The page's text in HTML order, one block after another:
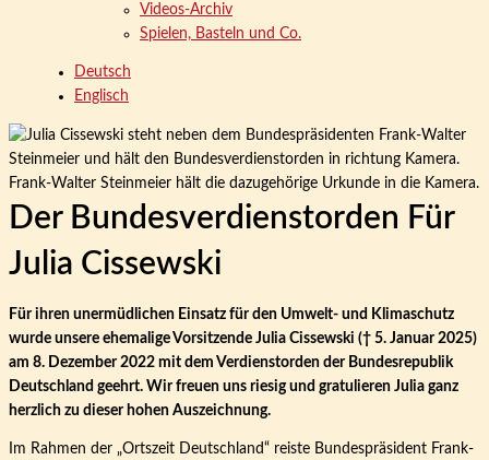
Videos-Archiv
Spielen, Basteln und Co.
Deutsch
Englisch
Der Bundesverdienstorden Für
Julia Cissewski
Für ihren unermüdlichen Einsatz für den Umwelt- und Klimaschutz
wurde unsere ehemalige Vorsitzende Julia Cissewski († 5. Januar 2025)
am 8. Dezember 2022 mit dem Verdienstorden der Bundesrepublik
Deutschland geehrt. Wir freuen uns riesig und gratulieren Julia ganz
herzlich zu dieser hohen Auszeichnung.
Im Rahmen der „Ortszeit Deutschland“ reiste Bundespräsident Frank-